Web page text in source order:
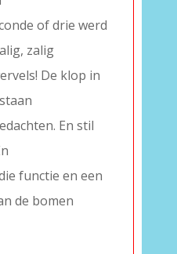
of drie werd
zalig
De klop in
En stil
functie en een
de bomen